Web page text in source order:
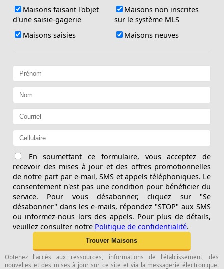
Maisons faisant l'objet
d'une saisie-gagerie
Maisons non inscrites
sur le système MLS
Maisons saisies
Maisons neuves
En soumettant ce formulaire, vous acceptez de
recevoir des mises à jour et des offres promotionnelles
de notre part par e-mail, SMS et appels téléphoniques. Le
consentement n'est pas une condition pour bénéficier du
service. Pour vous désabonner, cliquez sur "Se
désabonner" dans les e-mails, répondez "STOP" aux SMS
ou informez-nous lors des appels. Pour plus de détails,
veuillez consulter notre Politique de confidentialité.
Obtenez l'accès aux ressources, informations de l'établissement, des
nouvelles et des mises à jour sur ce site et via la messagerie électronique.